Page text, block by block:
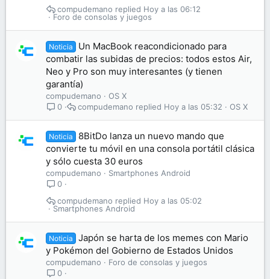
Foro de consolas y juegos
Hoy a las 06:12
compudemano
Noticia
Un MacBook reacondicionado para
combatir las subidas de precios: todos estos Air,
Neo y Pro son muy interesantes (y tienen
garantía)
compudemano
OS X
0
OS X
Hoy a las 05:32
compudemano
Noticia
8BitDo lanza un nuevo mando que
convierte tu móvil en una consola portátil clásica
y sólo cuesta 30 euros
compudemano
Smartphones Android
0
Smartphones Android
Hoy a las 05:02
compudemano
Noticia
Japón se harta de los memes con Mario
y Pokémon del Gobierno de Estados Unidos
compudemano
Foro de consolas y juegos
0